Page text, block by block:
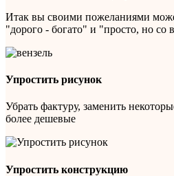
Итак вы своими пожеланиями
"дорого - богато" и "просто, но со
Упростить рисунок
Убрать фактуру, заменить
более дешевые
Упростить конструкцию